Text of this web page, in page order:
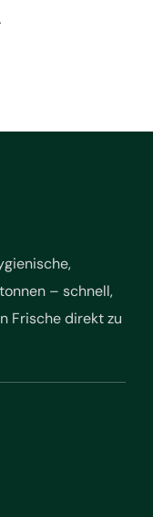
– schnell,
Frische direkt zu